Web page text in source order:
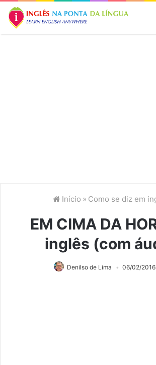
Início » Como se diz em
EM CIMA DA
inglês (com
Denilso de Lima 06/02/2016